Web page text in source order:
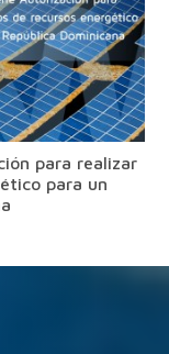
para realizar
para un